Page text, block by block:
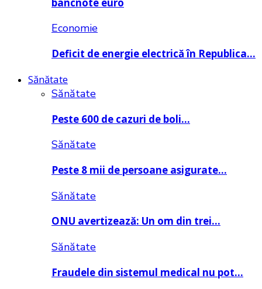
Economie
Deficit de energie electrică în Republica…
Sănătate
Sănătate
Peste 600 de cazuri de boli…
Sănătate
Peste 8 mii de persoane asigurate…
Sănătate
ONU avertizează: Un om din trei…
Sănătate
Fraudele din sistemul medical nu pot…